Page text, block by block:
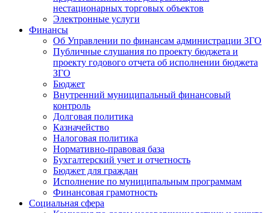
нестационарных торговых объектов
Электронные услуги
Финансы
Об Управлении по финансам администрации ЗГО
Публичные слушания по проекту бюджета и
проекту годового отчета об исполнении бюджета
ЗГО
Бюджет
Внутренний муниципальный финансовый
контроль
Долговая политика
Казначейство
Налоговая политика
Нормативно-правовая база
Бухгалтерский учет и отчетность
Бюджет для граждан
Исполнение по муниципальным программам
Финансовая грамотность
Социальная сфера